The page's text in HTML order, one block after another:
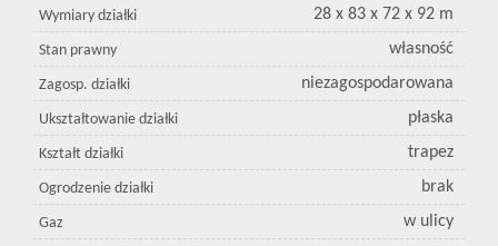
Wymiary działki 28 x 83 x 72 x 92 m
Stan prawny własność
Zagosp. działki niezagospodarowana
Ukształtowanie działki płaska
Kształt działki trapez
Ogrodzenie działki brak
Gaz w ulicy